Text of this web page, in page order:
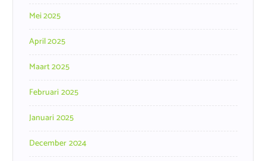
Mei 2025
April 2025
Maart 2025
Februari 2025
Januari 2025
December 2024